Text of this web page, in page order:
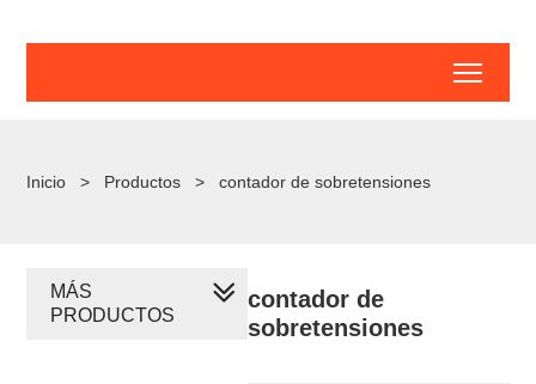
Inicio > Productos > contador de sobretensiones
contador de
sobretensiones
MÁS
PRODUCTOS